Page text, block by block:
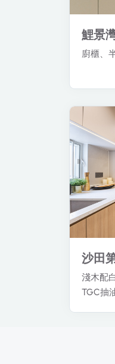
鯉景
廚櫃、
沙田
淺木配
TGC抽